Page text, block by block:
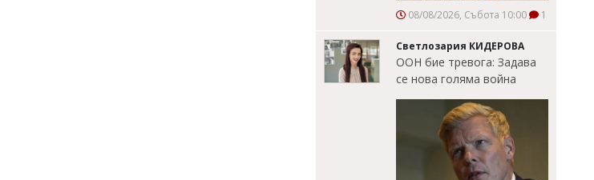
08/08/2026, Събота 10:00 1
Светлозария КИДЕРОВА
ООН бие тревога: Задава
се нова голяма война